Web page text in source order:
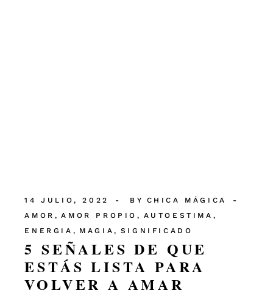
14 JULIO, 2022 BY
CHICA MÁGICA
AMOR
AMOR PROPIO
AUTOESTIMA
ENERGIA
MAGIA SIGNIFICADO
5 SEÑALES DE QUE
ESTÁS LISTA PARA
VOLVER A AMAR